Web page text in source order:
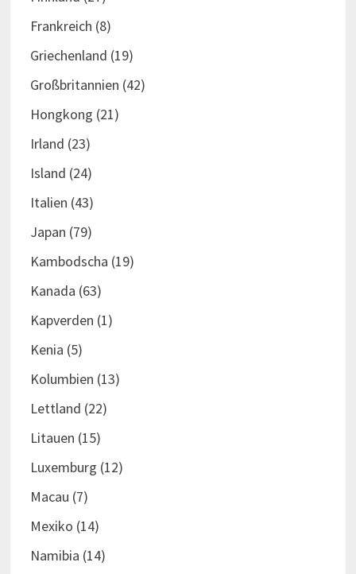
Frankreich (8)
Griechenland (19)
Großbritannien (42)
Hongkong (21)
Irland (23)
Island (24)
Italien (43)
Japan (79)
Kambodscha (19)
Kanada (63)
Kapverden (1)
Kenia (5)
Kolumbien (13)
Lettland (22)
Litauen (15)
Luxemburg (12)
Macau (7)
Mexiko (14)
Namibia (14)